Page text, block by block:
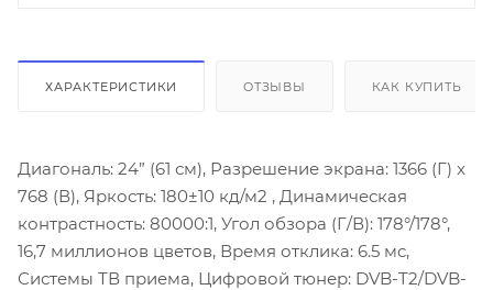
ХАРАКТЕРИСТИКИ ОТЗЫВЫ КАК КУПИТЬ
Диагональ: 24” (61 см), Разрешение экрана: 1366 (Г) x
768 (В), Яркость: 180±10 кд/м2 , Динамическая
контрастность: 80000:1, Угол обзора (Г/В): 178°/178°,
16,7 миллионов цветов, Время отклика: 6.5 мс,
Системы ТВ приема, Цифровой тюнер: DVB-T2/DVB-